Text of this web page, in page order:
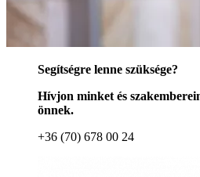
Segítségre lenne szüksége?
Hívjon minket és
önnek.
+36 (70) 678 00 24